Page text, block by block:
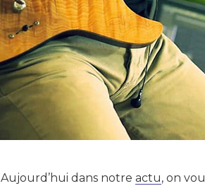
Aujourd’hui dans notre actu, on